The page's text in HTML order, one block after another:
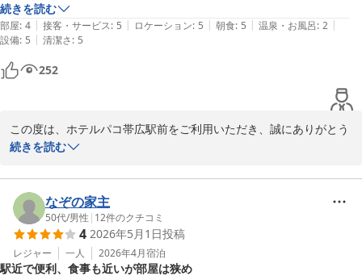
フロント　廣井
ホテルパコ帯広駅前（旧ホテルパコ帯広２）
2026-05-09
沢な気分を味わえたのは嬉しいサプライズでした。
​唯一残念だったのが、お風呂の排水の悪さです。水の流れがスムーズで
はなく、シャワーを出してすぐに足元に水が溜まっていきました。
しっかり流れていくのか少し不安を感じる場面がありましたが、しばら
く経つとちゃんと流れてました。
続きを読む
部屋: 4 | 接客・サービス: 5 | ロケーション: 5 | 朝食: 5 | 温泉・お風呂: 2 |
設備: 5 | 清潔さ: 5
252
この度は、ホテルパコ帯広駅前をご利用いただき、誠にありがとう
ございます。
につきましては、レストランスタッフのお母さん達が真心込めて調
理しており、お客様のおっしゃる通り、まさしく家庭の味をテーマ
に提供しております。ネギ塩エリンギ美味しいですよね、私も大好
きです。豚丼は日替わりメニューの一つでございますが、お客様に
帯広名物を是非お召し上がりいただきたくご用意しております。お
喜びいただき、本当に嬉しく思います。今後も皆様にご満足いただ
続きを読む
なぞの家主
50代/男性 | 12件のクチコミ
4 2026年5月1日投稿
レジャー 一人 2026年4月宿泊
駅近で便利、食事も近いが部屋は狭め